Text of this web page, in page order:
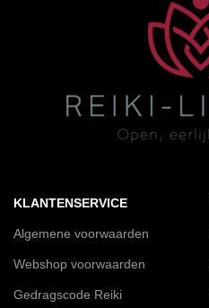
KLANTENSERVICE
Algemene voorwaarden
Webshop voorwaarden
Gedragscode Reiki